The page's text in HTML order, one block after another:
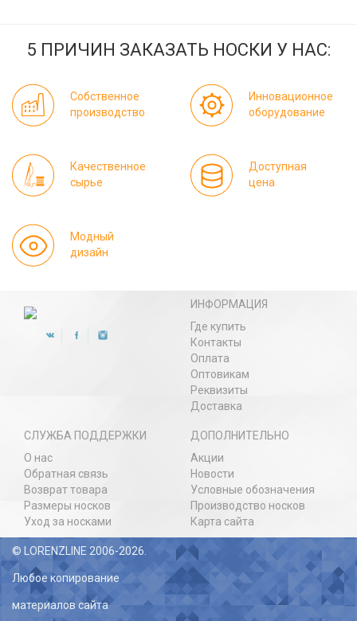
5 ПРИЧИН ЗАКАЗАТЬ НОСКИ У НАС:
Собственное
производство
Инновационное
оборудование
Качественное
сырье
Доступная
цена
Модный
дизайн
ИНФОРМАЦИЯ
Где купить
Контакты
Оплата
Оптовикам
Реквизиты
Доставка
СЛУЖБА ПОДДЕРЖКИ
О нас
Обратная связь
Возврат товара
Размеры носков
Уход за носками
ДОПОЛНИТЕЛЬНО
Акции
Новости
Условные обозначения
Производство носков
Карта сайта
© LORENZLINE 2006-2026.
Любое копирование
материалов сайта